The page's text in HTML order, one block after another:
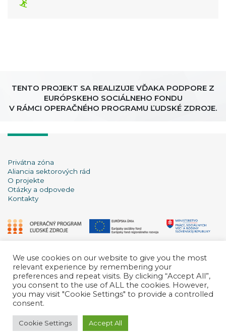
TENTO PROJEKT SA REALIZUJE VĎAKA PODPORE Z
EURÓPSKEHO SOCIÁLNEHO FONDU
V RÁMCI OPERAČNÉHO PROGRAMU ĽUDSKÉ ZDROJE.
Privátna zóna
Aliancia sektorových rád
O projekte
Otázky a odpovede
Kontakty
Copyright © 2026
We use cookies on our website to give you the most
relevant experience by remembering your
preferences and repeat visits. By clicking “Accept All”,
you consent to the use of ALL the cookies. However,
you may visit "Cookie Settings" to provide a controlled
consent.
Cookie Settings Accept All